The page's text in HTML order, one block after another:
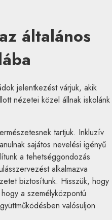
általános
jelentkezést várjuk, akik
nézetei közel állnak iskolánk
tartjuk. Inkluzív
sajátos nevelési igényű
a tehetséggondozás
alkalmazva
biztosítunk. Hisszük, hogy
hogy a személyközpontú
valósuljon